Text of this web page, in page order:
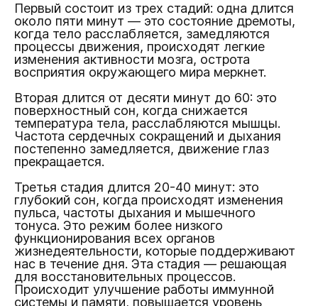
Первый состоит из трех стадий: одна длится
около пяти минут — это состояние дремоты,
когда тело расслабляется, замедляются
процессы движения, происходят легкие
изменения активности мозга, острота
восприятия окружающего мира меркнет.
Вторая длится от десяти минут до 60: это
поверхностный сон, когда снижается
температура тела, расслабляются мышцы.
Частота сердечных сокращений и дыхания
постепенно замедляется, движение глаз
прекращается.
Третья стадия длится 20-40 минут: это
глубокий сон, когда происходят изменения
пульса, частоты дыхания и мышечного
тонуса. Это режим более низкого
функционирования всех органов
жизнедеятельности, которые поддерживают
нас в течение дня. Эта стадия — решающая
для восстановительных процессов.
Происходит улучшение работы иммунной
системы и памяти, повышается уровень